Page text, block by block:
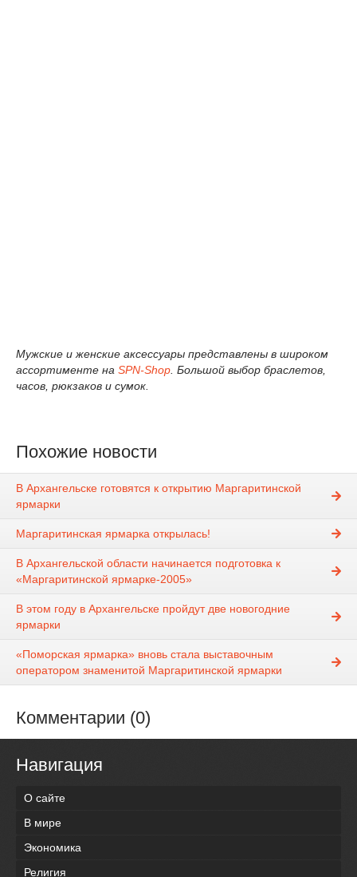
Мужские и женские аксессуары представлены в широком
ассортименте на SPN-Shop . Большой выбор браслетов,
часов, рюкзаков и сумок.
Похожие новости
В Архангельске готовятся к открытию Маргаритинской
ярмарки
Маргаритинская ярмарка открылась!
В Архангельской области начинается подготовка к
«Маргаритинской ярмарке-2005»
В этом году в Архангельске пройдут две новогодние
ярмарки
«Поморская ярмарка» вновь стала выставочным
оператором знаменитой Маргаритинской ярмарки
Комментарии (0)
Навигация
О сайте
В мире
Экономика
Религия